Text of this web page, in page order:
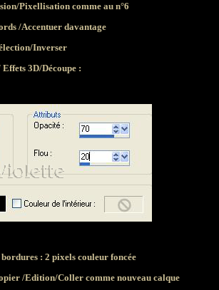
Pixellisation comme au n°6
/Accentuer davantage
Inverser
Effets 3D/Découpe :
: 2 pixels couleur foncée
/Edition/Coller comme nouveau calque